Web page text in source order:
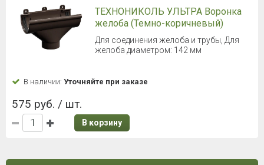
ТЕХНОНИКОЛЬ УЛЬТРА Воронка
желоба (Темно-коричневый)
Для соединения желоба и трубы, Для
желоба диаметром: 142 мм
В наличии: Уточняйте при заказе
575 руб. / шт.
В корзину